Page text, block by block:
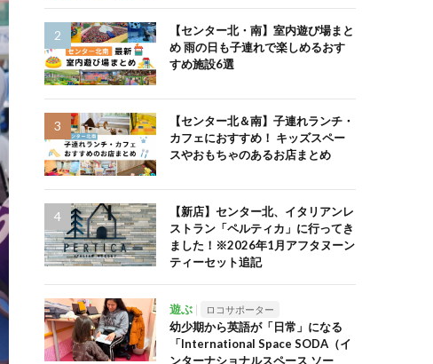
【センター北・南】室内遊び場まと
め 雨の日も子連れで楽しめるおす
すめ施設6選
【センター北＆南】子連れランチ・
カフェにおすすめ！ キッズスペー
スやおもちゃのあるお店まとめ
【新店】センター北、イタリアンレ
ストラン「ペルティカ」に行ってき
ました！※2026年1月アフタヌーン
ティーセット追記
遊ぶ ロコサポーター
幼少期から英語が「日常」になる
「International Space SODA（イ
ンターナショナルスペース ソー